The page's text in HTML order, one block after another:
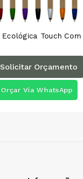
Solicitar Orçamento
Orçar Via WhatsApp